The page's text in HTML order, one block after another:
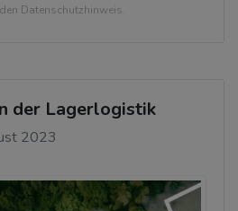
Datenschutzhinweis.
der Lagerlogistik
2023